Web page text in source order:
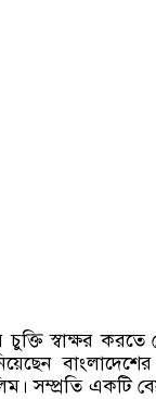
চুক্তি স্বাক্ষর
বাংলাদেশের
সম্প্রতি একটি